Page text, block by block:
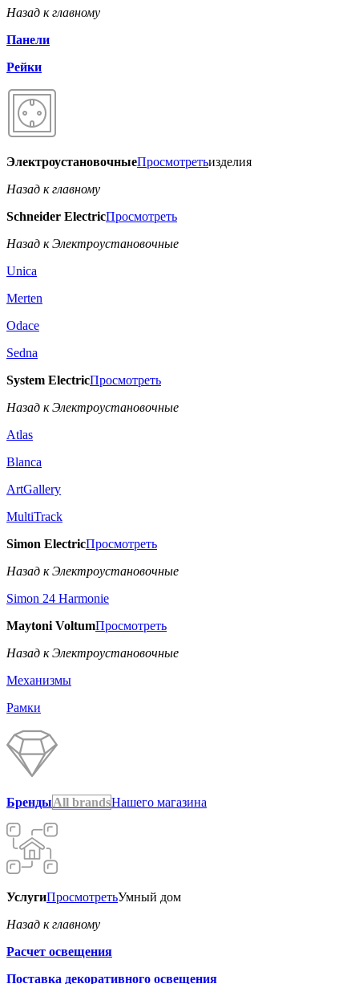
Назад к главному
Панели
Рейки
ЭлектроустановочныеПросмотретьизделия
Назад к главному
Schneider ElectricПросмотреть
Назад к Электроустановочные
Unica
Merten
Odace
Sedna
System ElectricПросмотреть
Назад к Электроустановочные
Atlas
Blanca
ArtGallery
MultiTrack
Simon ElectricПросмотреть
Назад к Электроустановочные
Simon 24 Harmonie
Maytoni VoltumПросмотреть
Назад к Электроустановочные
Механизмы
Рамки
БрендыAll brandsНашего магазина
УслугиПросмотретьУмный дом
Назад к главному
Расчет освещения
Поставка декоративного освещения